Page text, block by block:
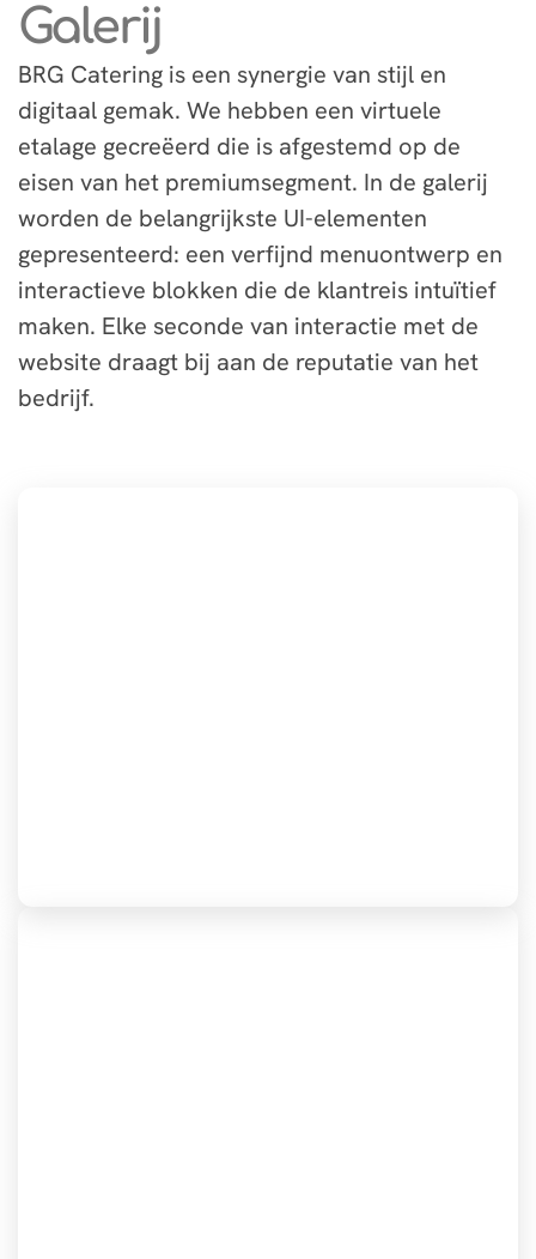
Galerij
BRG Catering is een synergie van stijl en
digitaal gemak. We hebben een virtuele
etalage gecreëerd die is afgestemd op de
eisen van het premiumsegment. In de galerij
worden de belangrijkste UI-elementen
gepresenteerd: een verfijnd menuontwerp en
interactieve blokken die de klantreis intuïtief
maken. Elke seconde van interactie met de
website draagt bij aan de reputatie van het
bedrijf.